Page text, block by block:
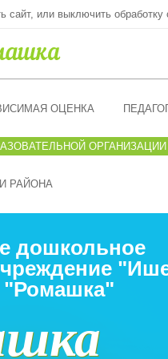
или выключить обработку
ОЦЕНКА
ОРГАНИЗАЦИИ
РАЙОНА
дошкольное
"Ромашка"